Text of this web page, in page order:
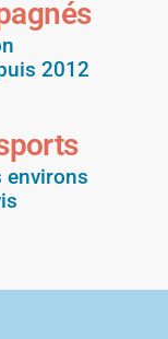
2012
environs